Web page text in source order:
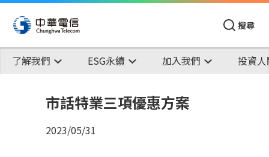
搜尋
了解我們 ESG永續 加入我們 投資
市話特業三項優惠方案
2023/05/31